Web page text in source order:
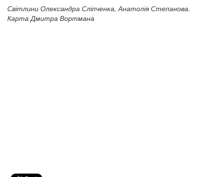
Світлини Олександра Сліпченка, Анатолія Степанова.
Карта Дмитра Вортмана